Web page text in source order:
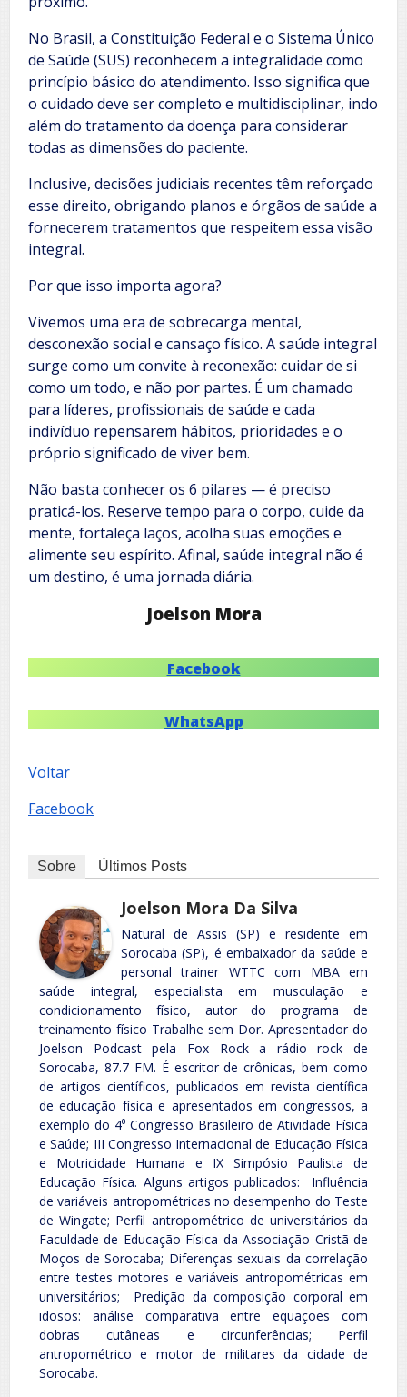
No Brasil, a Constituição Federal e o Sistema Único
de Saúde (SUS) reconhecem a integralidade como
princípio básico do atendimento. Isso significa que
o cuidado deve ser completo e multidisciplinar, indo
além do tratamento da doença para considerar
todas as dimensões do paciente.
Inclusive, decisões judiciais recentes têm reforçado
esse direito, obrigando planos e órgãos de saúde a
fornecerem tratamentos que respeitem essa visão
integral.
Por que isso importa agora?
Vivemos uma era de sobrecarga mental,
desconexão social e cansaço físico. A saúde integral
surge como um convite à reconexão: cuidar de si
como um todo, e não por partes. É um chamado
para líderes, profissionais de saúde e cada
indivíduo repensarem hábitos, prioridades e o
próprio significado de viver bem.
Não basta conhecer os 6 pilares — é preciso
praticá-los. Reserve tempo para o corpo, cuide da
mente, fortaleça laços, acolha suas emoções e
alimente seu espírito. Afinal, saúde integral não é
um destino, é uma jornada diária.
Joelson Mora
Facebook
WhatsApp
Voltar
Facebook
Sobre Últimos Posts
Joelson Mora Da Silva
Natural de Assis (SP) e residente em
Sorocaba (SP), é embaixador da saúde e
personal trainer WTTC com MBA em
saúde integral, especialista em musculação e
condicionamento físico, autor do programa de
treinamento físico Trabalhe sem Dor. Apresentador do
Joelson Podcast pela Fox Rock a rádio rock de
Sorocaba, 87.7 FM. É escritor de crônicas, bem como
de artigos científicos, publicados em revista científica
de educação física e apresentados em congressos, a
exemplo do 4⁰ Congresso Brasileiro de Atividade Física
e Saúde; III Congresso Internacional de Educação Física
e Motricidade Humana e IX Simpósio Paulista de
Educação Física. Alguns artigos publicados: Influência
de variáveis antropométricas no desempenho do Teste
de Wingate; Perfil antropométrico de universitários da
Faculdade de Educação Física da Associação Cristã de
Moços de Sorocaba; Diferenças sexuais da correlação
entre testes motores e variáveis antropométricas em
universitários; Predição da composição corporal em
idosos: análise comparativa entre equações com
dobras cutâneas e circunferências; Perfil
antropométrico e motor de militares da cidade de
Sorocaba.